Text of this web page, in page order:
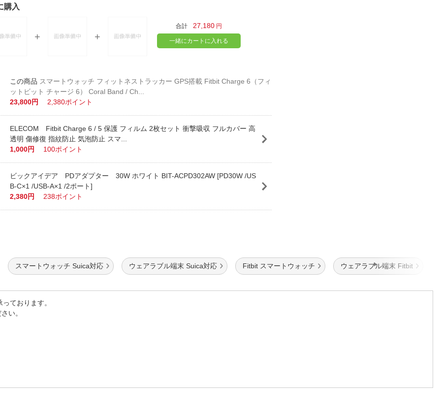
購入
合計 27,180 円
一緒にカートに入れる
スマートウォッチ フィットネストラッカー GPS搭載 Fitbit Charge 6（フィ
ットビット チャージ 6） Coral Band / Ch...
23,800円
2,380ポイント
ELECOM Fitbit Charge 6 / 5 保護 フィルム 2枚セット 衝撃吸収 フルカバー 高
透明 傷修復 指紋防止 気泡防止 スマ...
1,000円
100ポイント
ビックアイデア PDアダプター 30W ホワイト BIT-ACPD302AW [PD30W /US
B-C×1 /USB-A×1 /2ポート]
2,380円
238ポイント
スマートウォッチ Suica対応 ウェアラブル端末 Suica対応 Fitbit スマートウォッチ ウェアラブル端末 Fitbit
ております。
い。